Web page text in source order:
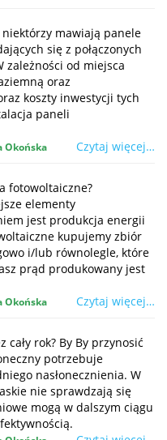
mawiają panele
się z połączonych
zależności od miejsca
oraz
koszty inwestycji tych
paneli
Okońska Czytaj więcej…
fotowoltaiczne?
elementy
jest produkcja energii
kupujemy zbiór
i/lub równolegle, które
prąd produkowany jest
Okońska Czytaj więcej…
cały rok? By By przynosić
potrzebuje
nasłonecznienia. W
nie sprawdzają się
mogą w dalszym ciągu